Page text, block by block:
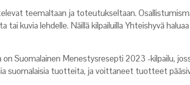
teemaltaan ja toteutukseltaan.
tai kuvia lehdelle. Näillä kilpailuilla Yhteishyvä
Suomalainen Menestysresepti 2023 -kilpailu,
suomalaisia tuotteita, ja voittaneet tuotteet